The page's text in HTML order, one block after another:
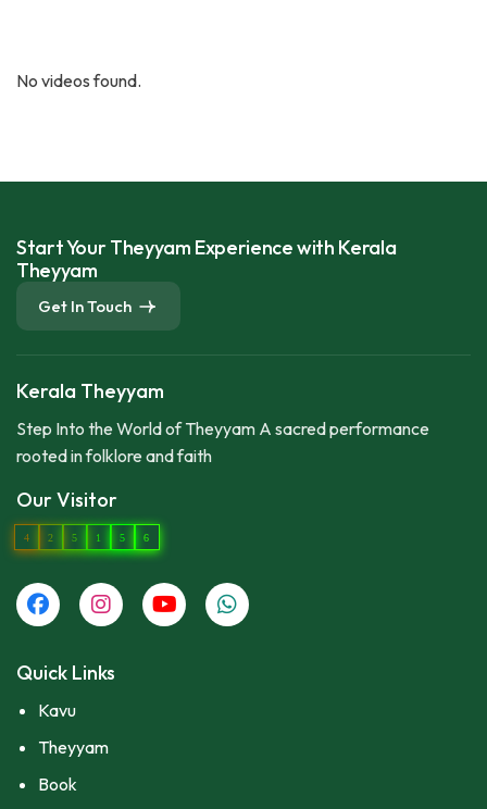
No videos found.
Start Your Theyyam Experience with Kerala
Theyyam
Get In Touch
Kerala Theyyam
Step Into the World of Theyyam A sacred performance
rooted in folklore and faith
Our Visitor
4 2 5 1 5 6
Quick Links
Kavu
Theyyam
Book